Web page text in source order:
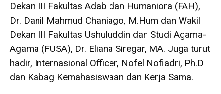
Dekan III Fakultas Adab dan Humaniora (FAH),
Dr. Danil Mahmud Chaniago, M.Hum dan Wakil
Dekan III Fakultas Ushuluddin dan Studi Agama-
Agama (FUSA), Dr. Eliana Siregar, MA. Juga turut
hadir, Internasional Officer, Nofel Nofiadri, Ph.D
dan Kabag Kemahasiswaan dan Kerja Sama.